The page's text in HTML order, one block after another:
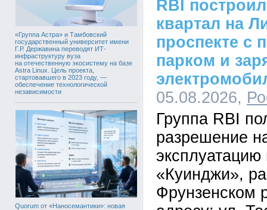
«Группа Астра» и Тамбовский
государственный университет имени
Г.Р. Державина переводят ИТ-
инфраструктуру вуза
на отечественную экосистему на базе
Astra Linux. Цель проекта,
стартовавшего в 2023 году, —
обеспечение технологической
независимости
Quorum от «Наносемантики»: новая
RBI
квартал на
проспекте с
парком и
05.08.2026,
Группа RBI
разрешение
эксплуатацию
«Куинджи»,
Фрунзенском